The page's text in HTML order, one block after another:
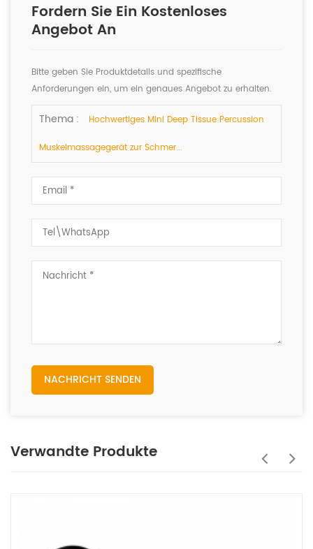
Fordern Sie Ein Kostenloses
Angebot An
Bitte geben Sie Produktdetails und spezifische
Anforderungen ein, um ein genaues Angebot zu erhalten.
Wir werden Ihnen so schnell wie möglich antworten.
Thema : Hochwertiges Mini Deep Tissue Percussion
Muskelmassagegerät zur Schmer...
NACHRICHT SENDEN
Verwandte Produkte